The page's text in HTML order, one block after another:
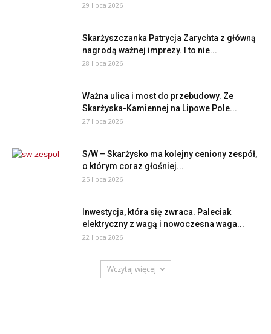
29 lipca 2026
Skarżyszczanka Patrycja Zarychta z główną
nagrodą ważnej imprezy. I to nie...
28 lipca 2026
Ważna ulica i most do przebudowy. Ze
Skarżyska-Kamiennej na Lipowe Pole...
27 lipca 2026
S/W – Skarżysko ma kolejny ceniony zespół,
o którym coraz głośniej...
25 lipca 2026
Inwestycja, która się zwraca. Paleciak
elektryczny z wagą i nowoczesna waga...
22 lipca 2026
Wczytaj więcej